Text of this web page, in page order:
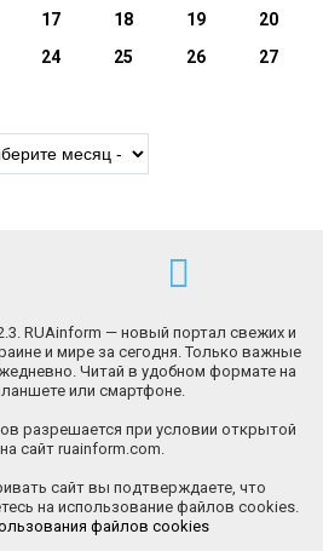
17 18 19
20
24 25 26
27
RUAinform — новый портал свежих и
и мире за сегодня. Только важные
Читай в удобном формате на
или смартфоне.
разрешается при условии открытой
сайт ruainform.com.
сайт вы подтверждаете, что
на использование файлов cookies.
файлов cookies